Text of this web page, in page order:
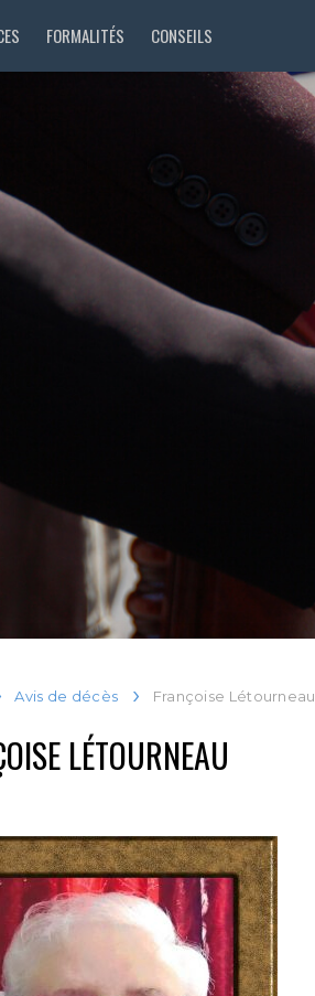
FORMALITÉS CONSEILS
Avis de décès Françoise Létourneau
LÉTOURNEAU